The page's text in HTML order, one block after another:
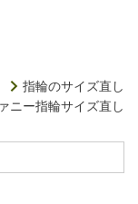
指輪のサイズ直し
ニー指輪サイズ直し